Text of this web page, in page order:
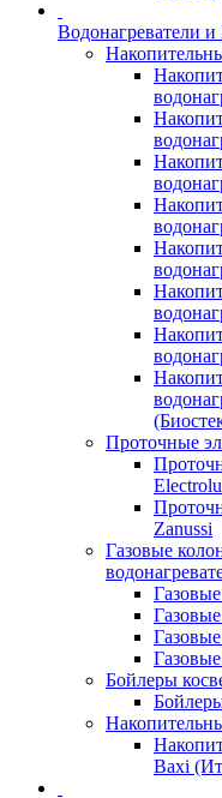
Водонагреватели
Проточные
Zanussi
Газовые
Бойлеры
Baxi